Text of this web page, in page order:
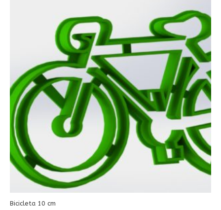
Bicicleta 10 cm